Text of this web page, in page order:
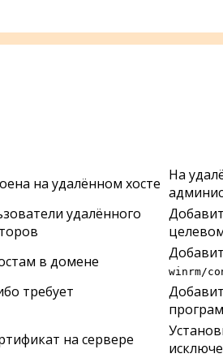
на удалённом хосте На
удалённого
в домене
winrm/
требует
на сервере